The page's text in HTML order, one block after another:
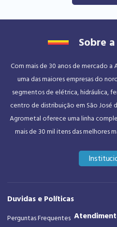
Sobre
Com mais de 30 anos de mercado
uma das maiores empresas do
segmentos de elétrica, hidráulica,
centro de distribuição em São José
Agrometal oferece uma linha
mais de 30 mil itens das melhores
Duvidas e Políticas
Perguntas Frequentes